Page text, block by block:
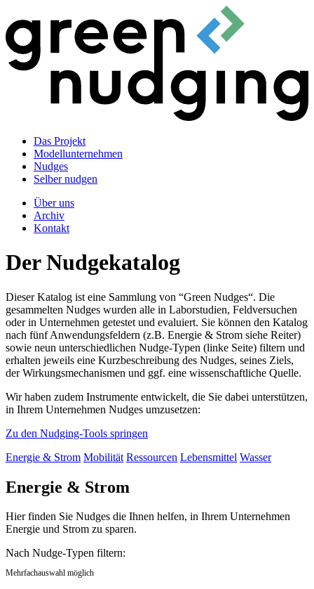
Das Projekt
Modellunternehmen
Nudges
Selber nudgen
Über uns
Archiv
Kontakt
Der Nudgekatalog
Dieser Katalog ist eine Sammlung von “Green Nudges“. Die
gesammelten Nudges wurden alle in Laborstudien, Feldversuchen
oder in Unternehmen getestet und evaluiert. Sie können den Katalog
nach fünf Anwendungsfeldern (z.B. Energie & Strom siehe Reiter)
sowie neun unterschiedlichen Nudge-Typen (linke Seite) filtern und
erhalten jeweils eine Kurzbeschreibung des Nudges, seines Ziels,
der Wirkungsmechanismen und ggf. eine wissenschaftliche Quelle.
Wir haben zudem Instrumente entwickelt, die Sie dabei unterstützen,
in Ihrem Unternehmen Nudges umzusetzen:
Zu den Nudging-Tools springen
Energie & Strom Mobilität Ressourcen Lebensmittel Wasser
Energie & Strom
Hier finden Sie Nudges die Ihnen helfen, in Ihrem Unternehmen
Energie und Strom zu sparen.
Nach Nudge-Typen filtern:
Mehrfachauswahl möglich